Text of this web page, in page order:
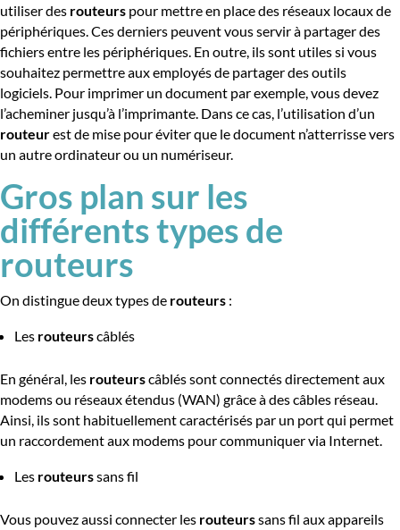
utiliser des routeurs pour mettre en place des réseaux locaux de
périphériques. Ces derniers peuvent vous servir à partager des
fichiers entre les périphériques. En outre, ils sont utiles si vous
souhaitez permettre aux employés de partager des outils
logiciels. Pour imprimer un document par exemple, vous devez
l’acheminer jusqu’à l’imprimante. Dans ce cas, l’utilisation d’un
routeurest de mise pour éviter que le document n’atterrisse vers
un autre ordinateur ou un numériseur.
Gros plan sur les
différents types de
routeurs
On distingue deux types de routeurs :
Les routeurscâblés
En général, les routeurscâblés sont connectés directement aux
modems ou réseaux étendus (WAN) grâce à des câbles réseau.
Ainsi, ils sont habituellement caractérisés par un port qui permet
un raccordement aux modems pour communiquer via Internet.
Les routeurssans fil
Vous pouvez aussi connecter les routeurssans fil aux appareils